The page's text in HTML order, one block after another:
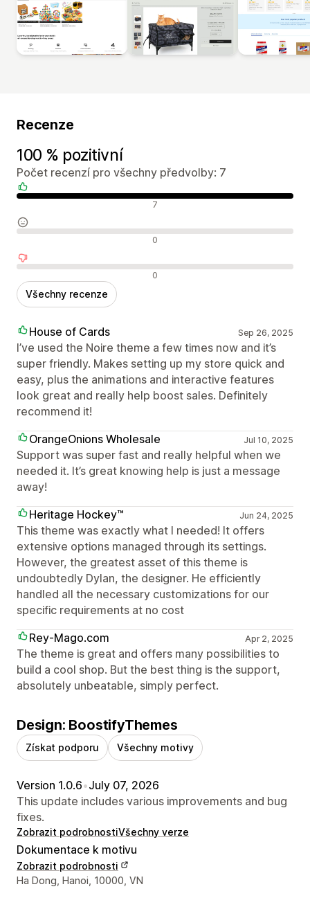
Recenze
100 % pozitivní
Počet recenzí pro všechny předvolby: 7
Pozitivní recenze 7
Neutrální recenze 0
Negativní recenze 0
Všechny recenze
House of Cards Sep 26, 2025
I’ve used the Noire theme a few times now and it’s
super friendly. Makes setting up my store quick and
easy, plus the animations and interactive features
look great and really help boost sales. Definitely
recommend it!
OrangeOnions Wholesale
Jul 10, 2025
Support was super fast and really helpful when we
needed it. It’s great knowing help is just a message
away!
Heritage Hockey™
Jun 24, 2025
This theme was exactly what I needed! It offers
extensive options managed through its settings.
However, the greatest asset of this theme is
undoubtedly Dylan, the designer. He efficiently
handled all the necessary customizations for our
specific requirements at no cost
Rey-Mago.com
Apr 2, 2025
The theme is great and offers many possibilities to
build a cool shop. But the best thing is the support,
absolutely unbeatable, simply perfect.
Design: BoostifyThemes
Získat podporu Všechny motivy
Version 1.0.6•July 07, 2026
This update includes various improvements and bug
fixes.
Zobrazit podrobnostiVšechny verze
Dokumentace k motivu
Zobrazit podrobnosti
Kontaktní údaje designéra
Ha Dong, Hanoi, 10000, VN